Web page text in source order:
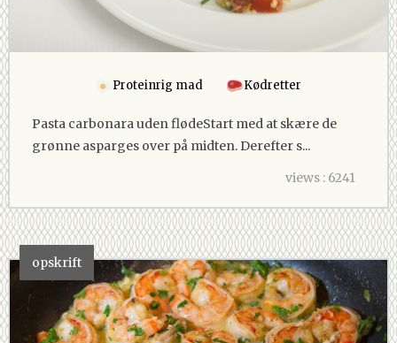
Proteinrig mad Kødretter
Pasta carbonara uden flødeStart med at skære de
grønne asparges over på midten. Derefter s...
views : 6241
opskrift